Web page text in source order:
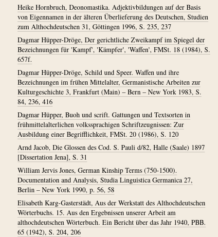
Heike Hornbruch, Deonomastika. Adjektivbildungen auf der Basis
von Eigennamen in der älteren Überlieferung des Deutschen, Studien
zum Althochdeutschen 31, Göttingen 1996, S. 235, 237
Dagmar Hüpper-Dröge, Der gerichtliche Zweikampf im Spiegel der
Bezeichnungen für 'Kampf', 'Kämpfer', 'Waffen', FMSt. 18 (1984), S.
657f.
Dagmar Hüpper-Dröge, Schild und Speer. Waffen und ihre
Bezeichnungen im frühen Mittelalter, Germanistische Arbeiten zur
Kulturgeschichte 3, Frankfurt (Main) – Bern – New York 1983, S.
84, 236, 416
Dagmar Hüpper, Buoh und scrift. Gattungen und Textsorten in
frühmittelalterlichen volkssprachigen Schriftzeugnissen: Zur
Ausbildung einer Begrifflichkeit, FMSt. 20 (1986), S. 120
Arnd Jacob, Die Glossen des Cod. S. Pauli d/82, Halle (Saale) 1897
[Dissertation Jena], S. 31
William Jervis Jones, German Kinship Terms (750-1500).
Documentation and Analysis, Studia Linguistica Germanica 27,
Berlin – New York 1990, p. 56, 58
Elisabeth Karg-Gasterstädt, Aus der Werkstatt des Althochdeutschen
Wörterbuchs. 15. Aus den Ergebnissen unserer Arbeit am
althochdeutschen Wörterbuch. Ein Bericht über das Jahr 1940, PBB.
65 (1942), S. 204, 206